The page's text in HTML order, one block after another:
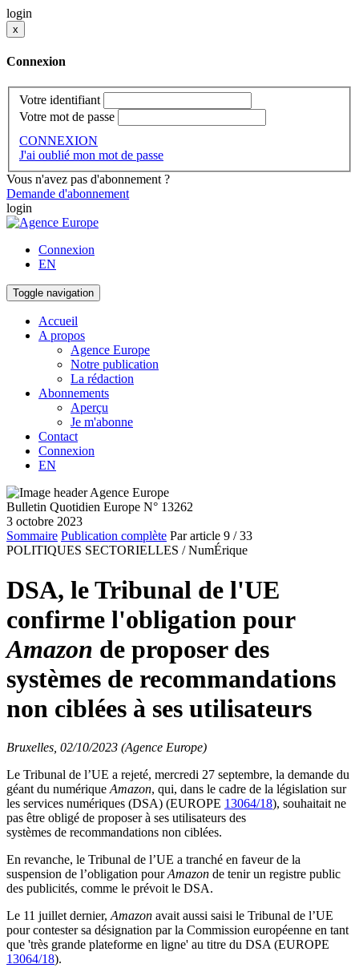
login
x
Connexion
Votre identifiant
Votre mot de passe
CONNEXION
J'ai oublié mon mot de passe
Vous n'avez pas d'abonnement ?
Demande d'abonnement
login
Connexion
EN
Toggle navigation
Accueil
A propos
Agence Europe
Notre publication
La rédaction
Abonnements
Aperçu
Je m'abonne
Contact
Connexion
EN
Bulletin Quotidien Europe N° 13262
3 octobre 2023
Sommaire Publication complète Par article 9 / 33
POLITIQUES SECTORIELLES / NumÉrique
DSA, le Tribunal de l'UE
confirme l'obligation pour
Amazon de proposer des
systèmes de recommandations
non ciblées à ses utilisateurs
Bruxelles, 02/10/2023 (Agence Europe)
Le Tribunal de l’UE a rejeté, mercredi 27 septembre, la demande du
géant du numérique Amazon, qui, dans le cadre de la législation sur
les services numériques (DSA) (EUROPE 13064/18), souhaitait ne
pas être obligé de proposer à ses utilisateurs des
systèmes de recommandations non ciblées.
En revanche, le Tribunal de l’UE a tranché en faveur de la
suspension de l’obligation pourAmazon de tenir un registre public
des publicités, comme le prévoit le DSA.
Le 11 juillet dernier, Amazon avait aussi saisi le Tribunal de l’UE
pour contester sa désignation par la Commission européenne en tant
que 'très grande plateforme en ligne' au titre du DSA (EUROPE
13064/18).